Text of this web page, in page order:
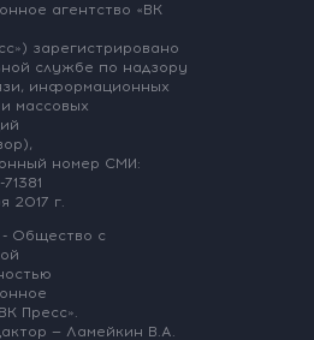
агентство «ВК
зарегистрировано
службе по надзору
информационных
массовых
номер СМИ:
2017 г.
- Общество с
Пресс».
— Ламейкин В.А.